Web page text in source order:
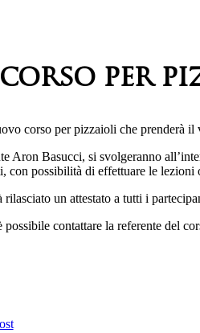
per
corso per pizzaioli che prenderà
Aron Basucci, si svolgeranno
con possibilità di effettuare le lezioni
un attestato a tutti i
contattare la referente del